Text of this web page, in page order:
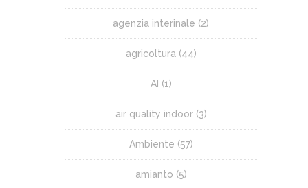
agenzia interinale (2)
agricoltura(44)
AI (1)
air quality indoor(3)
Ambiente (57)
amianto (5)